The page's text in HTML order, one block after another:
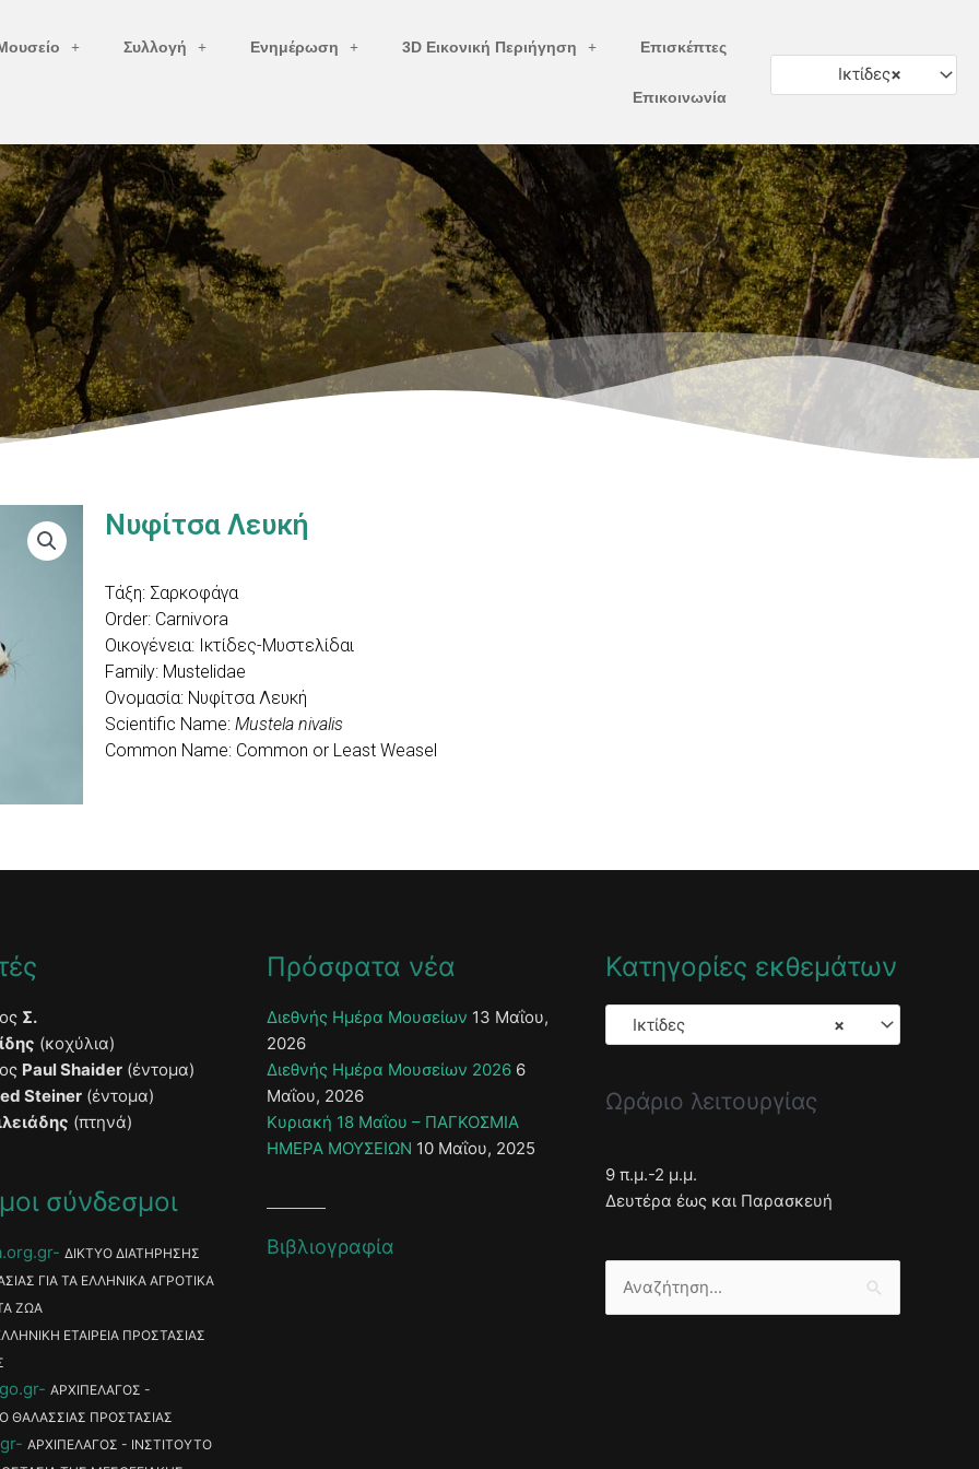
Συλλογή Ενημέρωση 3D Εικονική Περιήγηση Επισκέπτες
Επικοινωνία
×
Ικτίδες
Νυφίτσα Λευκή
Τάξη: Σαρκοφάγα
Order: Carnivora
Οικογένεια: Ικτίδες-Μυστελίδαι
Family: Mustelidae
Ονομασία: Νυφίτσα Λευκή
Scientific Name: Mustela nivalis
Common Name: Common or Least Weasel
Σ.
(κοχύλια)
Paul Shaider (έντομα)
Steiner (έντομα)
(πτηνά)
σύνδεσμοι
ΔΙΚΤΥΟ ΔΙΑΤΗΡΗΣΗΣ
ΓΙΑ ΤΑ ΕΛΛΗΝΙΚΑ ΑΓΡΟΤΙΚΑ
ΖΩΑ
ΕΤΑΙΡΕΙΑ ΠΡΟΣΤΑΣΙΑΣ
ΑΡΧΙΠΕΛΑΓΟΣ -
ΘΑΛΑΣΣΙΑΣ ΠΡΟΣΤΑΣΙΑΣ
ΑΡΧΙΠΕΛΑΓΟΣ - ΙΝΣΤΙΤΟΥΤΟ
Πρόσφατα νέα
Διεθνής Ημέρα Μουσείων 13 Μαΐου,
2026
Διεθνής Ημέρα Μουσείων 2026 6
Μαΐου, 2026
Κυριακή 18 Μαΐου – ΠΑΓΚΟΣΜΙΑ
ΗΜΕΡΑ ΜΟΥΣΕΙΩΝ 10 Μαΐου, 2025
Βιβλιογραφία
Κατηγορίες εκθεμάτων
×
Ικτίδες
Ωράριο λειτουργίας
9 π.μ.-2 μ.μ.
Δευτέρα έως και Παρασκευή
Αναζήτηση
για: